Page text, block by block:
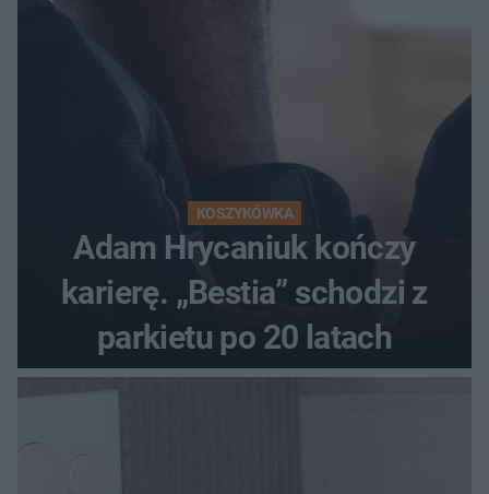
KOSZYKÓWKA
Adam Hrycaniuk kończy
karierę. „Bestia” schodzi z
parkietu po 20 latach